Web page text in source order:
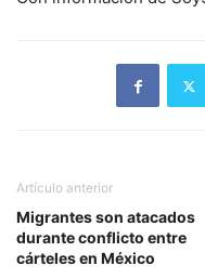
Artículo anterior
Migrantes son atacados
durante conflicto entre
cárteles en México